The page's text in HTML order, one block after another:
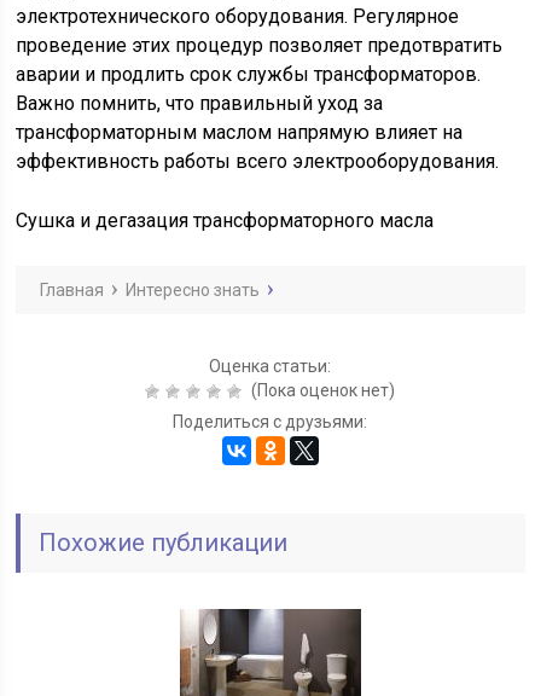
электротехнического оборудования. Регулярное
проведение этих процедур позволяет предотвратить
аварии и продлить срок службы трансформаторов.
Важно помнить, что правильный уход за
трансформаторным маслом напрямую влияет на
эффективность работы всего электрооборудования.
Сушка и дегазация трансформаторного масла
Главная Интересно знать
Оценка статьи:
(Пока оценок нет)
Поделиться с друзьями:
Похожие публикации